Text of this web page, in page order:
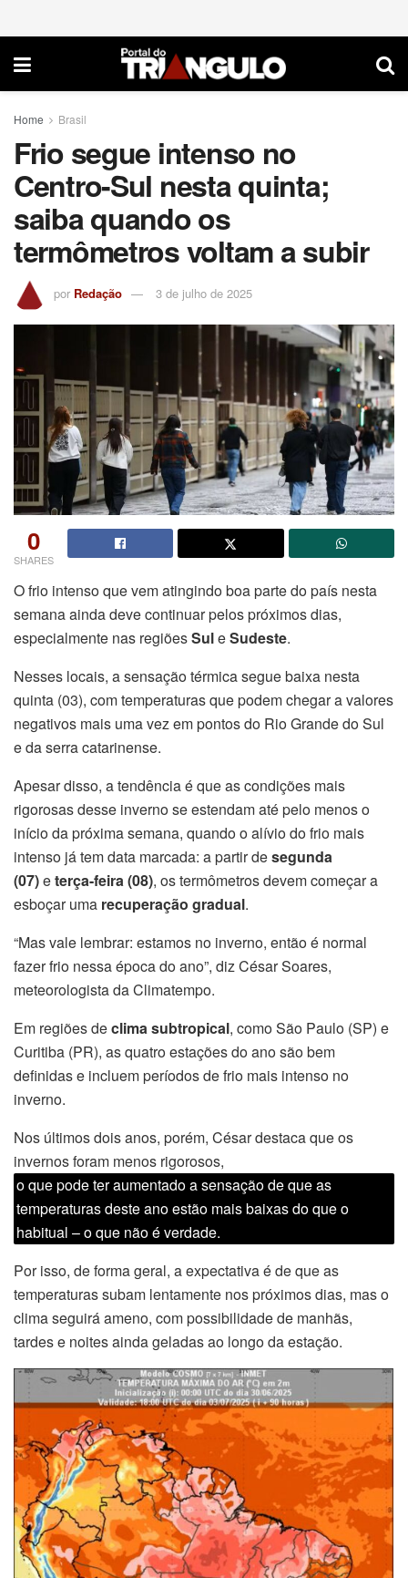
Home Brasil
Frio segue intenso no
Centro-Sul nesta quinta;
saiba quando os
termômetros voltam a subir
por Redação 3 de julho de 2025
0
SHARES
O frio intenso que vem atingindo boa parte do país nesta
semana ainda deve continuar pelos próximos dias,
especialmente nas regiõesSuleSudeste.
Nesses locais, a sensação térmica segue baixa nesta
quinta (03), com temperaturas que podem chegar a valores
negativos mais uma vez em pontos do Rio Grande do Sul
e da serra catarinense.
Apesar disso, a tendência é que as condições mais
rigorosas desse inverno se estendam até pelo menos o
início da próxima semana, quando o alívio do frio mais
intenso já tem data marcada: a partir desegunda
(07)eterça-feira (08), os termômetros devem começar a
esboçar uma recuperação gradual.
“Mas vale lembrar: estamos no inverno, então é normal
fazer frio nessa época do ano”, diz César Soares,
meteorologista da Climatempo.
Em regiões declima subtropical, como São Paulo (SP) e
Curitiba (PR), as quatro estações do ano são bem
definidas e incluem períodos de frio mais intenso no
inverno.
Nos últimos dois anos, porém, César destaca que os
invernos foram menos rigorosos,
o que pode ter aumentado a sensação de que as
temperaturas deste ano estão mais baixas do que o
habitual – o que não é verdade.
Por isso, de forma geral, a expectativa é de que as
temperaturas subam lentamente nos próximos dias, mas o
clima seguirá ameno, com possibilidade de manhãs,
tardes e noites ainda geladas ao longo da estação.